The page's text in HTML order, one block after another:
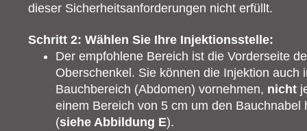
dieser Sicherheitsanforderungen nicht erfüllt.
Schritt 2: Wählen Sie Ihre Injektionsstelle:
Der empfohlene Bereich ist die Vorderseite
Oberschenkel. Sie können die Injektion auch
Bauchbereich (Abdomen) vornehmen, nicht
einem Bereich von 5 cm um den Bauchnabel
(siehe Abbildung E).